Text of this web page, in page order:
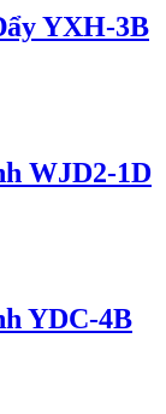
YXH-3B
WJD2-1D
YDC-4B